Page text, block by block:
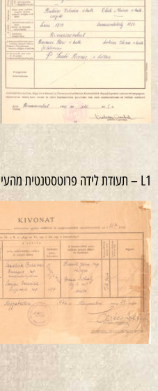
L1 – תעודת לידה פרוטסטנטית מהעיירה נאג'אטאד Nagyatád